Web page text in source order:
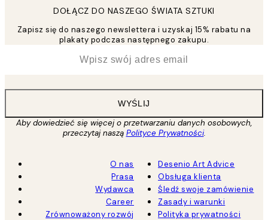
DOŁĄCZ DO NASZEGO ŚWIATA SZTUKI
Zapisz się do naszego newslettera i uzyskaj 15% rabatu na
plakaty podczas następnego zakupu.
WYŚLIJ
Aby dowiedzieć się więcej o przetwarzaniu danych osobowych,
przeczytaj naszą Polityce Prywatności.
O nas
Prasa
Wydawca
Career
Zrównoważony rozwój
Desenio Art Advice
Obsługa klienta
Śledź swoje zamówienie
Zasady i warunki
Polityka prywatności